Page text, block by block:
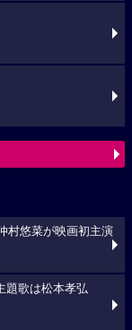
村悠菜が映画初主演
題歌は松本孝弘